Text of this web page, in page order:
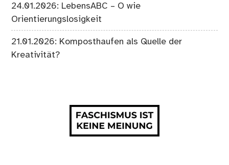
24.01.2026: LebensABC – O wie
Orientierungslosigkeit
21.01.2026: Komposthaufen als Quelle der
Kreativität?